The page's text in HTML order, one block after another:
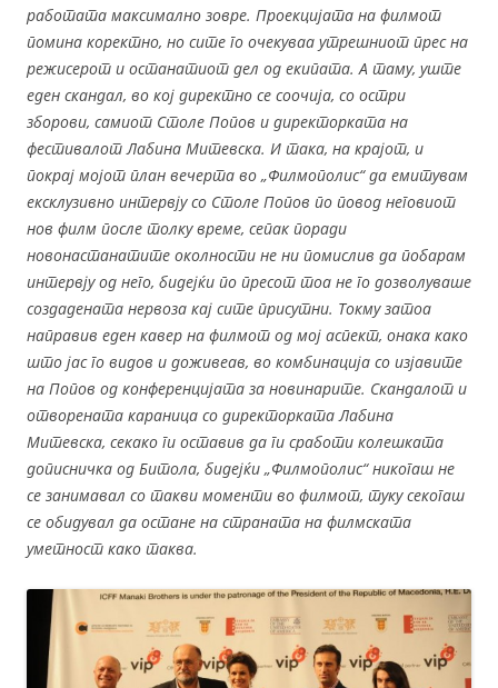
работата максимално зовре. Проекцијата на филмот
помина коректно, но сите го очекуваа утрешниот прес на
режисерот и останатиот дел од екипата. А таму, уште
еден скандал, во кој директно се соочија, со остри
зборови, самиот Столе Попов и директорката на
фестивалот Лабина Митевска. И така, на крајот, и
покрај мојот план вечерта во „Филмополис“ да емитувам
ексклузивно интервју со Столе Попов по повод неговиот
нов филм после толку време, сепак поради
новонастанатите околности не ни помислив да побарам
интервју од него, бидејќи по пресот тоа не го дозволуваше
создадената нервоза кај сите присутни. Токму затоа
направив еден кавер на филмот од мој аспект, онака како
што јас го видов и доживеав, во комбинација со изјавите
на Попов од конференцијата за новинарите. Скандалот и
отворената караница со директорката Лабина
Митевска, секако ги оставив да ги сработи колешката
дописничка од Битола, бидејќи „Филмополис“ никогаш не
се занимавал со такви моменти во филмот, туку секогаш
се обидувал да остане на страната на филмската
уметност како таква.